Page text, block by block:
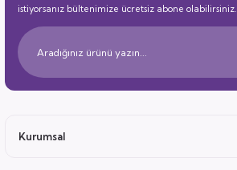
istiyorsanız bültenimize ücretsiz abone olabilirsiniz.
Kurumsal